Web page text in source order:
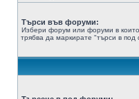
Търси във форуми:
Избери форум или форуми в
трябва да маркирате "търси в под